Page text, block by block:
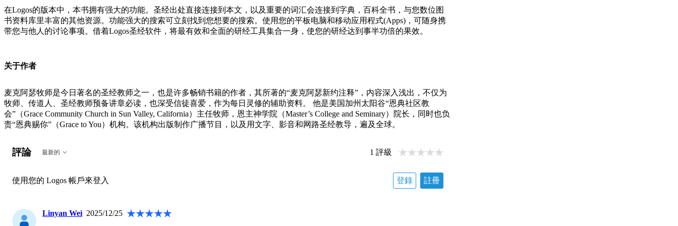
在Logos的版本中，本书拥有强大的功能。圣经出处直接连接到本文，以及重要的词汇会连接到字典，百科全书，与您数位图
书资料库里丰富的其他资源。功能强大的搜索可立刻找到您想要的搜索。使用您的平板电脑和移动应用程式(Apps)，可随身携
带您与他人的讨论事项。借着Logos圣经软件，将最有效和全面的研经工具集合一身，使您的研经达到事半功倍的果效。
关于作者
麦克阿瑟牧师是今日著名的圣经教师之一，也是许多畅销书籍的作者，其所著的“麦克阿瑟新约注释”，内容深入浅出，不仅为
牧师、传道人、圣经教师预备讲章必读，也深受信徒喜爱，作为每日灵修的辅助资料。 他是美国加州太阳谷“恩典社区教
会”（Grace Community Church in Sun Valley, California）主任牧师，恩主神学院（Master’s College and Seminary）院长，同时也负
责“恩典赐你”（Grace to You）机构。该机构出版制作广播节目，以及用文字、影音和网路圣经教导，遍及全球。
評論 最新的 1 評級
使用您的 Logos 帳戶來登入 登錄 註冊
Linyan Wei 2025/12/25